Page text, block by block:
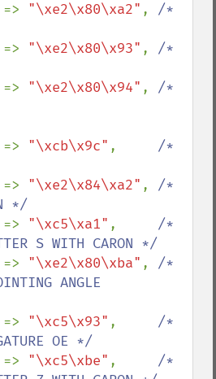
=> "\xe2\x80\xa2" , /*
=> "\xe2\x80\x93" , /*
=> "\xe2\x80\x94" , /*
=> "\xcb\x9c" , /*
=> "\xe2\x84\xa2" , /*
*/
=> "\xc5\xa1" , /*
S WITH CARON */
=> "\xe2\x80\xba" , /*
ANGLE
=> "\xc5\x93" , /*
OE */
=> "\xc5\xbe" , /*